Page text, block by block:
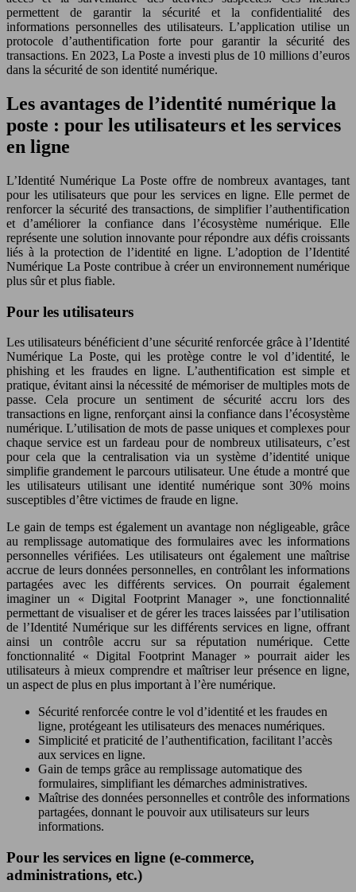
permettent de garantir la sécurité et la confidentialité des
informations personnelles des utilisateurs. L’application utilise un
protocole d’authentification forte pour garantir la sécurité des
transactions. En 2023, La Poste a investi plus de 10 millions d’euros
dans la sécurité de son identité numérique.
Les avantages de l’identité numérique la
poste : pour les utilisateurs et les services
en ligne
L’Identité Numérique La Poste offre de nombreux avantages, tant
pour les utilisateurs que pour les services en ligne. Elle permet de
renforcer la sécurité des transactions, de simplifier l’authentification
et d’améliorer la confiance dans l’écosystème numérique. Elle
représente une solution innovante pour répondre aux défis croissants
liés à la protection de l’identité en ligne. L’adoption de l’Identité
Numérique La Poste contribue à créer un environnement numérique
plus sûr et plus fiable.
Pour les utilisateurs
Les utilisateurs bénéficient d’une sécurité renforcée grâce à l’Identité
Numérique La Poste, qui les protège contre le vol d’identité, le
phishing et les fraudes en ligne. L’authentification est simple et
pratique, évitant ainsi la nécessité de mémoriser de multiples mots de
passe. Cela procure un sentiment de sécurité accru lors des
transactions en ligne, renforçant ainsi la confiance dans l’écosystème
numérique. L’utilisation de mots de passe uniques et complexes pour
chaque service est un fardeau pour de nombreux utilisateurs, c’est
pour cela que la centralisation via un système d’identité unique
simplifie grandement le parcours utilisateur. Une étude a montré que
les utilisateurs utilisant une identité numérique sont 30% moins
susceptibles d’être victimes de fraude en ligne.
Le gain de temps est également un avantage non négligeable, grâce
au remplissage automatique des formulaires avec les informations
personnelles vérifiées. Les utilisateurs ont également une maîtrise
accrue de leurs données personnelles, en contrôlant les informations
partagées avec les différents services. On pourrait également
imaginer un « Digital Footprint Manager », une fonctionnalité
permettant de visualiser et de gérer les traces laissées par l’utilisation
de l’Identité Numérique sur les différents services en ligne, offrant
ainsi un contrôle accru sur sa réputation numérique. Cette
fonctionnalité « Digital Footprint Manager » pourrait aider les
utilisateurs à mieux comprendre et maîtriser leur présence en ligne,
un aspect de plus en plus important à l’ère numérique.
Sécurité renforcée contre le vol d’identité et les fraudes en
ligne, protégeant les utilisateurs des menaces numériques.
Simplicité et praticité de l’authentification, facilitant l’accès
aux services en ligne.
Gain de temps grâce au remplissage automatique des
formulaires, simplifiant les démarches administratives.
Maîtrise des données personnelles et contrôle des informations
partagées, donnant le pouvoir aux utilisateurs sur leurs
informations.
Pour les services en ligne (e-commerce,
administrations, etc.)